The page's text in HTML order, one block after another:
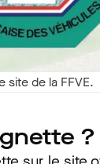
site de la FFVE.
?